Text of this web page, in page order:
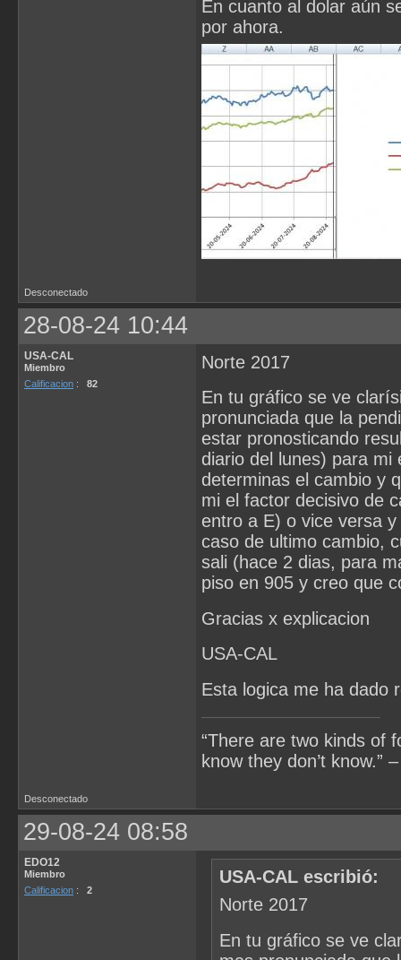
En cuanto al dolar aún
por ahora.
Desconectado
28-08-24 10:44
USA-CAL
Miembro
Calificacion : 82
Norte 2017
En tu gráfico se ve
pronunciada que la
estar pronosticando
diario del lunes) para
determinas el cambio y
mi el factor decisivo de
entro a E) o vice versa
caso de ultimo cambio,
sali (hace 2 dias, para
piso en 905 y creo que
Gracias x explicacion
USA-CAL
Esta logica me ha dado
“There are two kinds of
know they don’t know.”
Desconectado
29-08-24 08:58
EDO12
Miembro
Calificacion : 2
USA-CAL escribió:
Norte 2017
En tu gráfico se ve